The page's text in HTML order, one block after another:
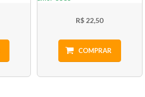
R$ 22,50
COMPRAR